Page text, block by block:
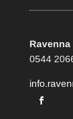
Ravenna
0544